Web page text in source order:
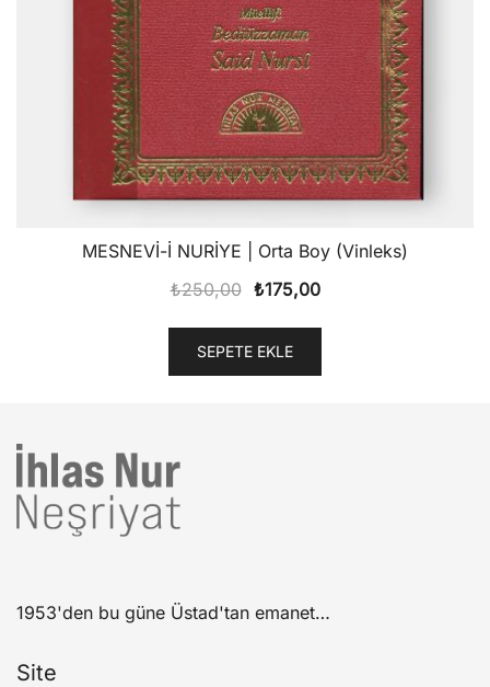
MESNEVİ-İ NURİYE | Orta Boy (Vinleks)
₺250,00 Orijinal
₺250,00.
₺175,00Şu
₺175,00.
SEPETE EKLE
1953'den bu güne Üstad'tan emanet…
Site